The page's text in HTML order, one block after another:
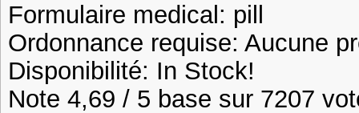
Formulaire medical: pill
Ordonnance requise: Aucune
Disponibilité: In Stock!
Note 4,69 / 5 base sur 7207